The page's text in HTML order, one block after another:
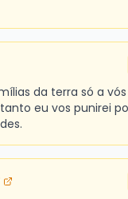
da terra só a
eu vos punirei